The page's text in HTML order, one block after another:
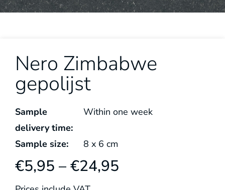
Nero Zimbabwe
gepolijst
Sample
delivery time:
Within one week
Sample size: 8 x6 cm
€5,95 –€24,95